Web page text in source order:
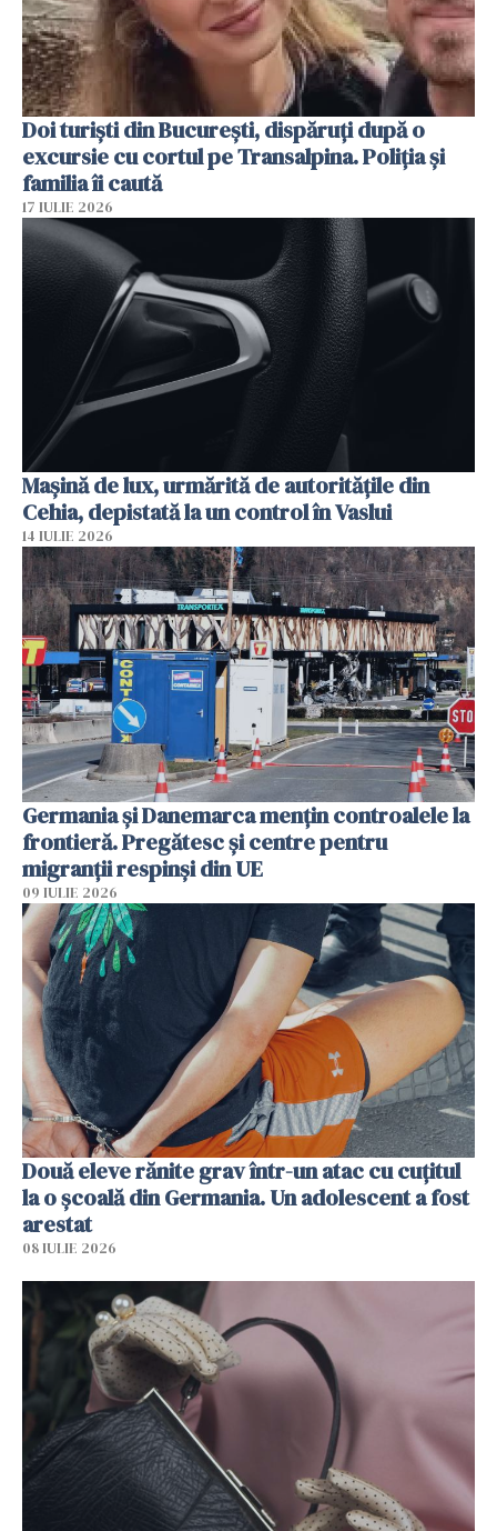
Doi turiști din București, dispăruți după o
excursie cu cortul pe Transalpina. Poliția și
familia îi caută
17 IULIE 2026
Mașină de lux, urmărită de autoritățile din
Cehia, depistată la un control în Vaslui
14 IULIE 2026
Germania și Danemarca mențin controalele la
frontieră. Pregătesc și centre pentru
migranții respinși din UE
09 IULIE 2026
Două eleve rănite grav într-un atac cu cuțitul
la o școală din Germania. Un adolescent a fost
arestat
08 IULIE 2026